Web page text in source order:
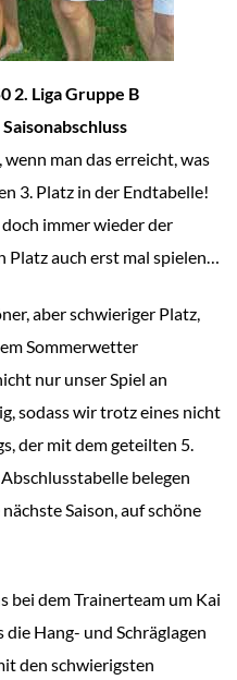
2. Liga Gruppe B
man das erreicht, was
3. Platz in der Endtabelle!
immer wieder der
Platz auch erst mal spielen…
aber schwieriger Platz,
Sommerwetter
nur unser Spiel an
sodass wir trotz eines nicht
der mit dem geteilten 5.
belegen
Saison, auf schöne
bei dem Trainerteam um Kai
Hang- und Schräglagen
den schwierigsten